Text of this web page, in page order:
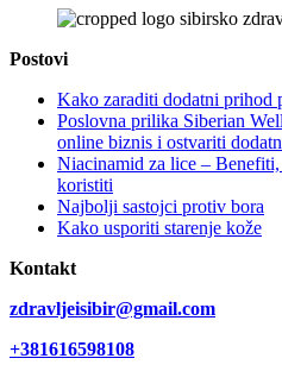
Postovi
Kako zaraditi dodatni prihod
Poslovna prilika Siberian
online biznis i ostvariti
Niacinamid za lice –
koristiti
Najbolji sastojci protiv bora
Kako usporiti starenje kože
Kontakt
zdravljeisibir@gmail.com
+381616598108